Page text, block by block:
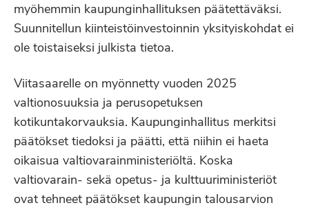
myöhemmin kaupunginhallituksen päätettäväksi.
Suunnitellun kiinteistöinvestoinnin yksityiskohdat ei
ole toistaiseksi julkista tietoa.
Viitasaarelle on myönnetty vuoden 2025
valtionosuuksia ja perusopetuksen
kotikuntakorvauksia. Kaupunginhallitus merkitsi
päätökset tiedoksi ja päätti, että niihin ei haeta
oikaisua valtiovarainministeriöltä. Koska
valtiovarain- sekä opetus- ja kulttuuriministeriöt
ovat tehneet päätökset kaupungin talousarvion